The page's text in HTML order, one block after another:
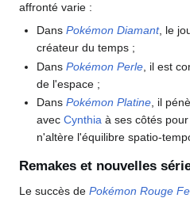
affronté varie :
DansPokémon Diamant, le
créateur du temps ;
DansPokémon Perle , il est
de l'espace ;
DansPokémon Platine , il
avecCynthia à ses côtés
n'altère l'équilibre spatio-
Remakes et nouvelles
Le succès de Pokémon Rouge